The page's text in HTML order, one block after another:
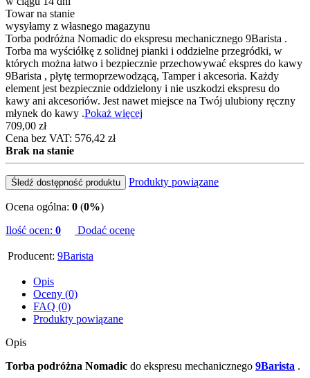
Towar na stanie
wysyłamy z własnego magazynu
Torba podróżna Nomadic do ekspresu mechanicznego 9Barista .
Torba ma wyściółkę z solidnej pianki i oddzielne przegródki, w
których można łatwo i bezpiecznie przechowywać ekspres do kawy
9Barista , płytę termoprzewodzącą, Tamper i akcesoria. Każdy
element jest bezpiecznie oddzielony i nie uszkodzi ekspresu do
kawy ani akcesoriów. Jest nawet miejsce na Twój ulubiony ręczny
młynek do kawy .Pokaż więcej
709,00 zł
Cena bez VAT: 576,42 zł
Brak na stanie
Śledź dostępność produktu Produkty powiązane
Ocena ogólna: 0 (0%)
Ilość ocen: 0 Dodać ocenę
Producent: 9Barista
Opis
Oceny (0)
FAQ (0)
Produkty powiązane
Opis
Torba podróżna Nomadic do ekspresu mechanicznego 9Barista .